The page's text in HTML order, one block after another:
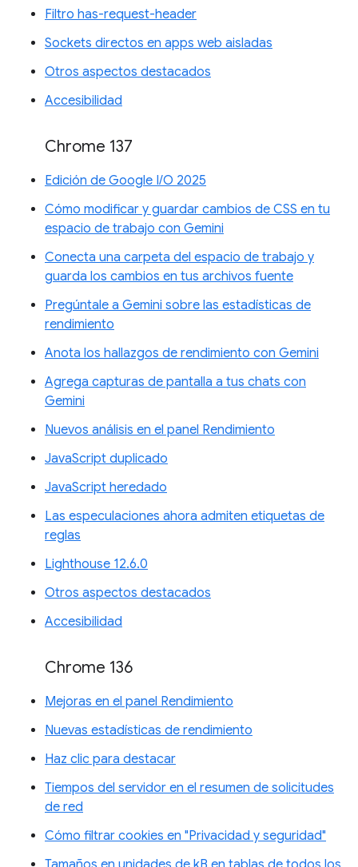
Filtro has-request-header
Sockets directos en apps web aisladas
Otros aspectos destacados
Accesibilidad
Chrome 137
Edición de Google I/O 2025
Cómo modificar y guardar cambios de CSS en tu
espacio de trabajo con Gemini
Conecta una carpeta del espacio de trabajo y
guarda los cambios en tus archivos fuente
Pregúntale a Gemini sobre las estadísticas de
rendimiento
Anota los hallazgos de rendimiento con Gemini
Agrega capturas de pantalla a tus chats con
Gemini
Nuevos análisis en el panel Rendimiento
JavaScript duplicado
JavaScript heredado
Las especulaciones ahora admiten etiquetas de
reglas
Lighthouse 12.6.0
Otros aspectos destacados
Accesibilidad
Chrome 136
Mejoras en el panel Rendimiento
Nuevas estadísticas de rendimiento
Haz clic para destacar
Tiempos del servidor en el resumen de solicitudes
de red
Cómo filtrar cookies en "Privacidad y seguridad"